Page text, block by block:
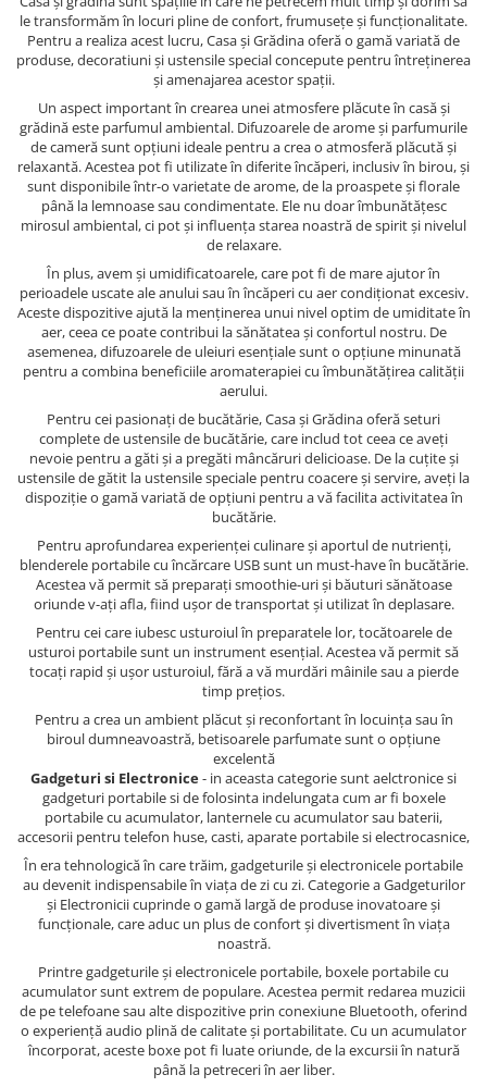
le transformăm în locuri pline de confort, frumusețe și funcționalitate.
Pentru a realiza acest lucru, Casa și Grădina oferă o gamă variată de
produse, decoratiuni și ustensile special concepute pentru întreținerea
și amenajarea acestor spații.
Un aspect important în crearea unei atmosfere plăcute în casă și
grădină este parfumul ambiental. Difuzoarele de arome și parfumurile
de cameră sunt opțiuni ideale pentru a crea o atmosferă plăcută și
relaxantă. Acestea pot fi utilizate în diferite încăperi, inclusiv în birou, și
sunt disponibile într-o varietate de arome, de la proaspete și florale
până la lemnoase sau condimentate. Ele nu doar îmbunătățesc
mirosul ambiental, ci pot și influența starea noastră de spirit și nivelul
de relaxare.
În plus, avem și umidificatoarele, care pot fi de mare ajutor în
perioadele uscate ale anului sau în încăperi cu aer condiționat excesiv.
Aceste dispozitive ajută la menținerea unui nivel optim de umiditate în
aer, ceea ce poate contribui la sănătatea și confortul nostru. De
asemenea, difuzoarele de uleiuri esențiale sunt o opțiune minunată
pentru a combina beneficiile aromaterapiei cu îmbunătățirea calității
aerului.
Pentru cei pasionați de bucătărie, Casa și Grădina oferă seturi
complete de ustensile de bucătărie, care includ tot ceea ce aveți
nevoie pentru a găti și a pregăti mâncăruri delicioase. De la cuțite și
ustensile de gătit la ustensile speciale pentru coacere și servire, aveți la
dispoziție o gamă variată de opțiuni pentru a vă facilita activitatea în
bucătărie.
Pentru aprofundarea experienței culinare și aportul de nutrienți,
blenderele portabile cu încărcare USB sunt un must-have în bucătărie.
Acestea vă permit să preparați smoothie-uri și băuturi sănătoase
oriunde v-ați afla, fiind ușor de transportat și utilizat în deplasare.
Pentru cei care iubesc usturoiul în preparatele lor, tocătoarele de
usturoi portabile sunt un instrument esențial. Acestea vă permit să
tocați rapid și ușor usturoiul, fără a vă murdări mâinile sau a pierde
timp prețios.
Pentru a crea un ambient plăcut și reconfortant în locuința sau în
biroul dumneavoastră, betisoarele parfumate sunt o opțiune
excelentă
Gadgeturi si Electronice- in aceasta categorie sunt aelctronice si
gadgeturi portabile si de folosinta indelungata cum ar fi boxele
portabile cu acumulator, lanternele cu acumulator sau baterii,
accesorii pentru telefon huse, casti, aparate portabile si electrocasnice,
În era tehnologică în care trăim, gadgeturile și electronicele portabile
au devenit indispensabile în viața de zi cu zi. Categorie a Gadgeturilor
și Electronicii cuprinde o gamă largă de produse inovatoare și
funcționale, care aduc un plus de confort și divertisment în viața
noastră.
Printre gadgeturile și electronicele portabile, boxele portabile cu
acumulator sunt extrem de populare. Acestea permit redarea muzicii
de pe telefoane sau alte dispozitive prin conexiune Bluetooth, oferind
o experiență audio plină de calitate și portabilitate. Cu un acumulator
încorporat, aceste boxe pot fi luate oriunde, de la excursii în natură
până la petreceri în aer liber.